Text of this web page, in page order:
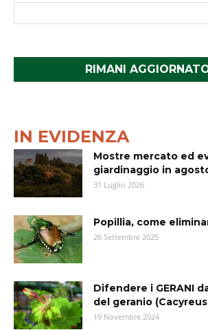
RIMANI
IN EVIDENZA
Mostre mercato ed
giardinaggio in
31 Luglio 2026
Popillia, come
26 Settembre 2025
Difendere i GERANI
del geranio
19 Novembre 2024